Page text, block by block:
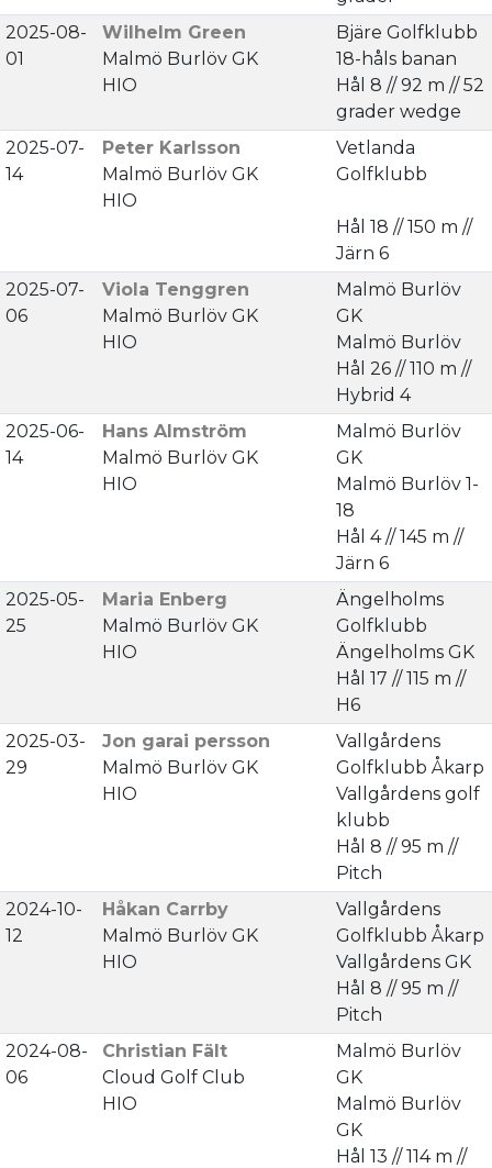
2025-08-
01
Wilhelm Green
Malmö Burlöv GK
HIO
Bjäre Golfklubb
18-håls banan
Hål 8 // 92 m // 52
grader wedge
2025-07-
14
Peter Karlsson
Malmö Burlöv GK
HIO
Vetlanda
Golfklubb
Hål 18 // 150 m //
Järn 6
2025-07-
06
Viola Tenggren
Malmö Burlöv GK
HIO
Malmö Burlöv
GK
Malmö Burlöv
Hål 26 // 110 m //
Hybrid 4
2025-06-
14
Hans Almström
Malmö Burlöv GK
HIO
Malmö Burlöv
GK
Malmö Burlöv 1-
18
Hål 4 // 145 m //
Järn 6
2025-05-
25
Maria Enberg
Malmö Burlöv GK
HIO
Ängelholms
Golfklubb
Ängelholms GK
Hål 17 // 115 m //
H6
2025-03-
29
Jon garai persson
Malmö Burlöv GK
HIO
Vallgårdens
Golfklubb Åkarp
Vallgårdens golf
klubb
Hål 8 // 95 m //
Pitch
2024-10-
12
Håkan Carrby
Malmö Burlöv GK
HIO
Vallgårdens
Golfklubb Åkarp
Vallgårdens GK
Hål 8 // 95 m //
Pitch
2024-08-
06
Christian Fält
Cloud Golf Club
HIO
Malmö Burlöv
GK
Malmö Burlöv
GK
Hål 13 // 114 m //